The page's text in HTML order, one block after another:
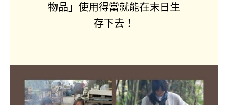
物品」使用得當就能在末日生
存下去！